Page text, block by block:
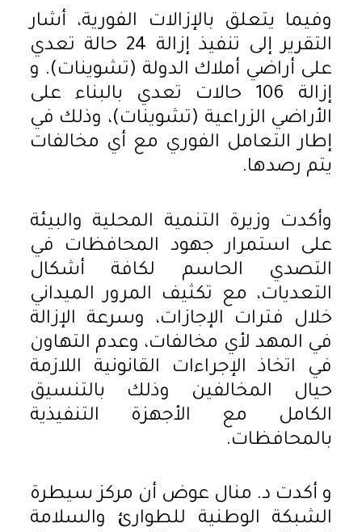
وفيما يتعلق بالإزالات الفورية، أشار
التقرير إلى تنفيذ إزالة 24 حالة تعدي
على أراضي أملاك الدولة (تشوينات). و
إزالة 106 حالات تعدي بالبناء على
الأراضي الزراعية (تشوينات)، وذلك في
إطار التعامل الفوري مع أي مخالفات
يتم رصدها.
وأكدت وزيرة التنمية المحلية والبيئة
على استمرار جهود المحافظات في
التصدي الحاسم لكافة أشكال
التعديات، مع تكثيف المرور الميداني
خلال فترات الإجازات، وسرعة الإزالة
في المهد لأي مخالفات، وعدم التهاون
في اتخاذ الإجراءات القانونية اللازمة
حيال المخالفين وذلك بالتنسيق
الكامل مع الأجهزة التنفيذية
بالمحافظات.
و أكدت د. منال عوض أن مركز سيطرة
الشبكة الوطنية للطوارئ والسلامة